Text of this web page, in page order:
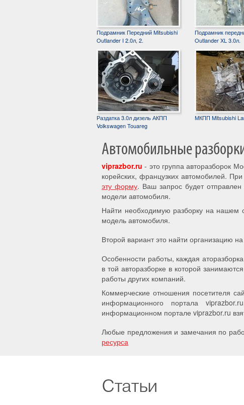
Подрамник Передний Mitsubishi
Outlander I 2.0л, 2.
Подрамник
Outlander XL 3.0л.
Раздатка 3.0л дизель АКПП
Volkswagen Touareg
МКПП Mitsubishi
Автомобильные
viprazbor.ru - это группа авторазборок
корейских, французких автомобилей.
эту форму. Ваш запрос будет
модели автомобиля.
Найти необходимую разборку на нашем
модель автомобиля.
Второй вариант это найти организацию
Особенности работы, каждая
в той авторазборке в которой
работы других компаний.
Коммерческие отношения посетителя
информационного портала
информационном портале viprazbor.ru
Любые предложения и замечания по
ресурса
Статьи